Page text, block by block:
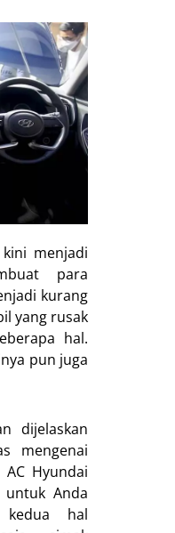
menjadi
para
kurang
yang rusak
hal.
pun juga
dijelaskan
mengenai
Hyundai
untuk Anda
kedua hal